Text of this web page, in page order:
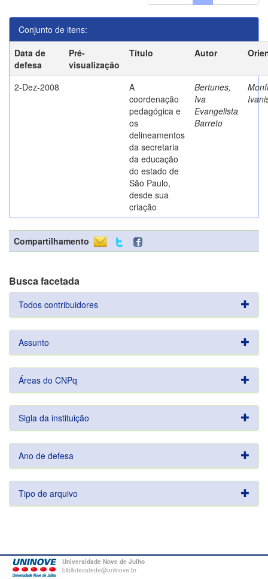
Conjunto de itens:
Data de
defesa
Pré-
visualização
Título Autor
2-Dez-2008
A
coordenação
pedagógica e
os
delineamentos
da secretaria
da educação
do estado de
São Paulo,
desde sua
criação
Bertunes,
Iva
Evangelista
Barreto
Compartilhamento
Busca facetada
Todos contribuidores
Assunto
Áreas do CNPq
Sigla da instituição
Ano de defesa
Tipo de arquivo
Universidade Nove de Julho
bibliotecatede@uninove.br